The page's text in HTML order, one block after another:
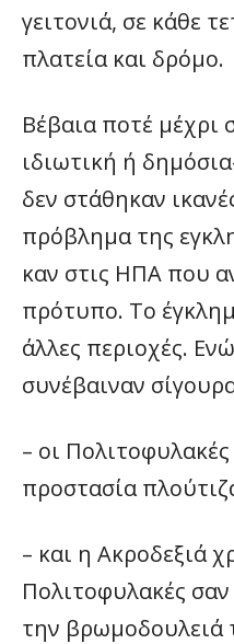
γειτονιά, σε κάθε
πλατεία και δρόμο.
Βέβαια ποτέ μέχρι
ιδιωτική ή
δεν στάθηκαν
πρόβλημα της
καν στις ΗΠΑ που
πρότυπο. Το
άλλες περιοχές.
συνέβαιναν
– οι
προστασία
– και η Ακροδεξιά
Πολιτοφυλακές
την βρωμοδουλειά